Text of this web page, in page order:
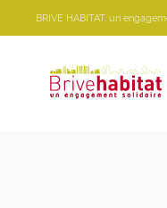
BRIVE HABITAT, un
Panneau de gestion des